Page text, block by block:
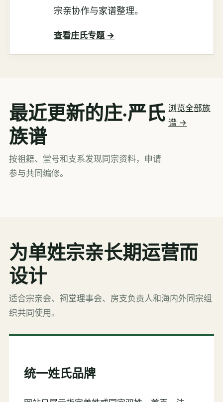
宗亲协作与家谱整理。
查看庄氏专题 →
最近更新的庄·严氏
族谱
按祖籍、堂号和支系发现同宗资料，申请
参与共同编修。
浏览全部族
谱 →
为单姓宗亲长期运营而
设计
适合宗亲会、祠堂理事会、房支负责人和海内外同宗组
织共同使用。
统一姓氏品牌